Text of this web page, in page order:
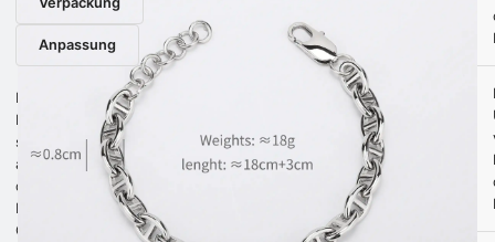
Anpassung
Dieses
Produkt
stammt
aus
der
Provinz
Guangdong,